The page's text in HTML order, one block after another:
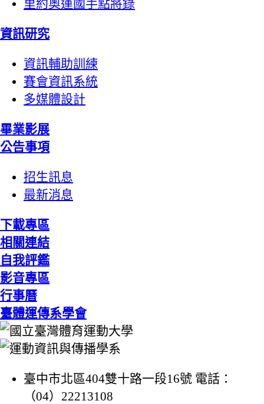
里約奧運國手點將錄
資訊研究
資訊輔助訓練
賽會資訊系統
多媒體設計
畢業影展
公告事項
招生訊息
最新消息
下載專區
相關連結
自我評鑑
影音專區
行事曆
臺體運傳系學會
臺中市北區404雙十路一段16號 電話：
（04）22213108